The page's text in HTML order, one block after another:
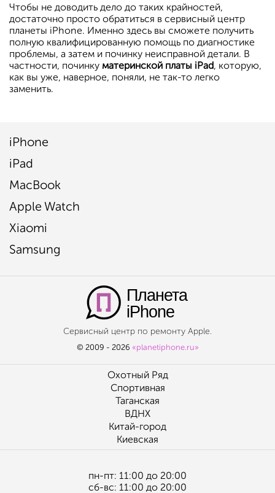
Чтобы не доводить дело до таких крайностей,
достаточно просто обратиться в сервисный центр
планеты iPhone. Именно здесь вы сможете получить
полную квалифицированную помощь по диагностике
проблемы, а затем и починку неисправной детали. В
частности, починку материнской платы iPad, которую,
как вы уже, наверное, поняли, не так-то легко
заменить.
iPhone
iPad
MacBook
Apple Watch
Xiaomi
Samsung
Планета
iPhone
Сервисный центр по ремонту Apple.
© 2009 - 2026 «planetiphone.ru»
Охотный Ряд
Спортивная
Таганская
ВДНХ
Китай-город
Киевская
пн-пт: 11:00 до 20:00
сб-вс: 11:00 до 20:00